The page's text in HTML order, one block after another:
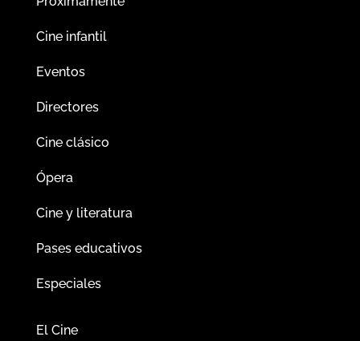
Cine infantil
Eventos
Directores
Cine clásico
Ópera
Cine y literatura
Pases educativos
Especiales
El Cine